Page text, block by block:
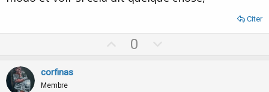
Citer
p
0
o
corfinas
Membre